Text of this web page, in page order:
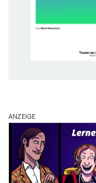
ANZEIGE